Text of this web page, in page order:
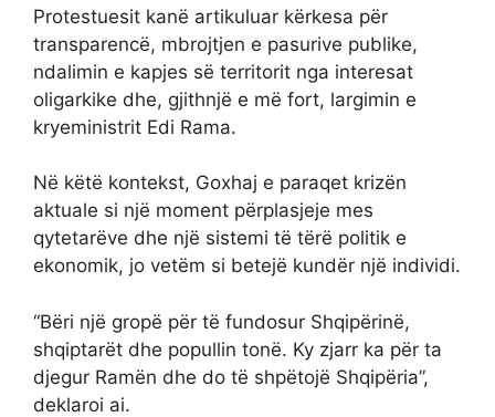
Protestuesit kanë artikuluar kërkesa për
transparencë, mbrojtjen e pasurive publike,
ndalimin e kapjes së territorit nga interesat
oligarkike dhe, gjithnjë e më fort, largimin e
kryeministrit Edi Rama.
Në këtë kontekst, Goxhaj e paraqet krizën
aktuale si një moment përplasjeje mes
qytetarëve dhe një sistemi të tërë politik e
ekonomik, jo vetëm si betejë kundër një individi.
“Bëri një gropë për të fundosur Shqipërinë,
shqiptarët dhe popullin tonë. Ky zjarr ka për ta
djegur Ramën dhe do të shpëtojë Shqipëria”,
deklaroi ai.